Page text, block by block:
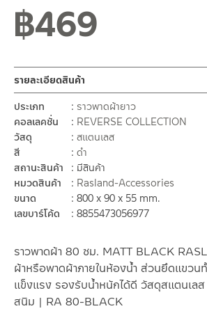
฿469
ราวพาดผ้า 80 ซม. MATT BLACK
ผ้าหรือพาดผ้าภายในห้องน้ำ ส่วนยึดแขวน
แข็งแรง รองรับน้ำหนักได้ดี วัสดุสแตนเล
สนิม | RA 80-BLACK
รายละเอียดสินค้า
ประเภท
ราวพาดผ้ายาว
คอลเลคชั่น
REVERSE COLLECTION
วัสดุ
สแตนเลส
สี
ดำ
สถานะสินค้า
มีสินค้า
หมวดสินค้า
Rasland-Accessories
ขนาด
800 x 90 x 55 mm.
เลขบาร์โค้ด
8855473056977